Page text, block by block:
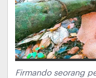
Firmando seorang